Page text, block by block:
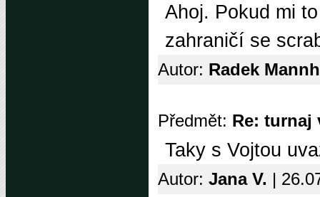
Ahoj. Pokud mi
zahraničí se
Autor: Radek
Předmět: Re: turnaj
Taky s Vojtou
Autor: Jana V. |